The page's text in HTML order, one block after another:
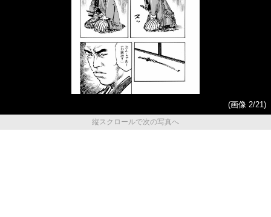
(画像 2/21)
縦スクロールで次の写真へ